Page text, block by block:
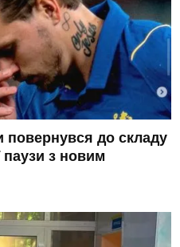
повернувся до складу
паузи з новим